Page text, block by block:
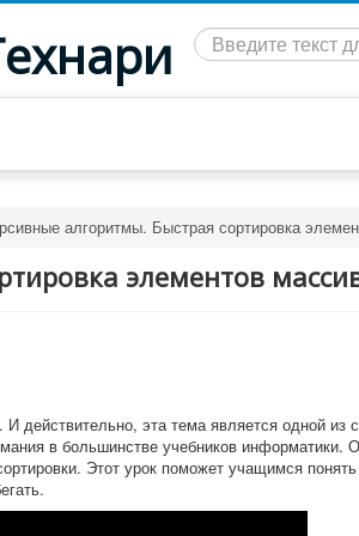
Искать...
алгоритмы. Быстрая сортировка
элементов
И действительно, эта тема является одной
в большинстве учебников информатики.
Этот урок поможет учащимся